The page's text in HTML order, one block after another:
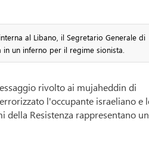
al Libano, il Segretario Generale di
un inferno per il regime sionista.
rivolto ai mujaheddin di
l'occupante israeliano e
della Resistenza rappresentano